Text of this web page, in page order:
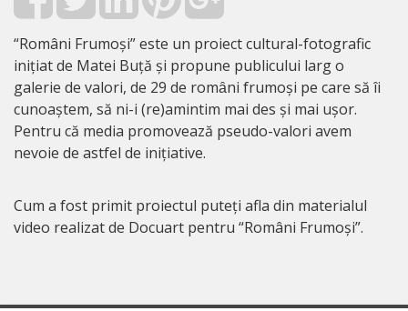
“Români Frumoși” este un proiect cultural-fotografic
inițiat de Matei Buță și propune publicului larg o
galerie de valori, de 29 de romȃni frumoși pe care să îi
cunoaștem, să ni-i (re)amintim mai des și mai ușor.
Pentru că media promovează pseudo-valori avem
nevoie de astfel de inițiative.
Cum a fost primit proiectul puteți afla din materialul
video realizat de Docuart pentru “Români Frumoși”.